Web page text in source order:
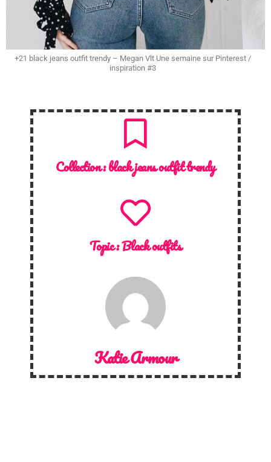
+21 black jeans outfit trendy – Megan Vlt Une semaine sur Pinterest /
inspiration #3
Collection :black jeans outfit trendy
Topic :Black outfits
Katie Armour